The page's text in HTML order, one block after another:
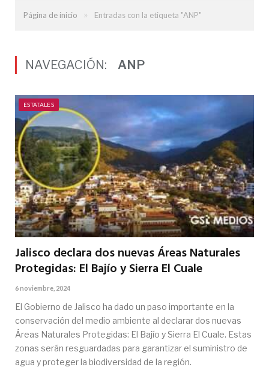
Página de inicio » Entradas con la etiqueta "ANP"
NAVEGACIÓN: ANP
ESTATALES
Jalisco declara dos nuevas Áreas Naturales
Protegidas: El Bajío y Sierra El Cuale
6 noviembre, 2024
El Gobierno de Jalisco ha dado un paso importante en la
conservación del medio ambiente al declarar dos nuevas
Áreas Naturales Protegidas: El Bajío y Sierra El Cuale. Estas
zonas serán resguardadas para garantizar el suministro de
agua y proteger la biodiversidad de la región.